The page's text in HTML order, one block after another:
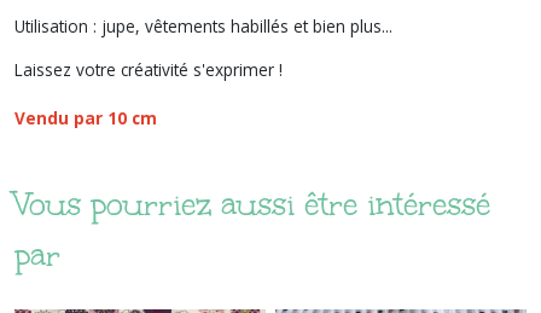
Utilisation : jupe, vêtements habillés et bien plus...
Laissez votre créativité s'exprimer !
Vendu par 10 cm
Vous pourriez aussi être intéressé
par